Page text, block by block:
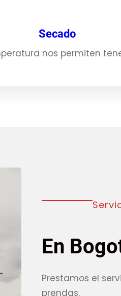
Secado
nos permiten
En
Prestamos el
prendas.